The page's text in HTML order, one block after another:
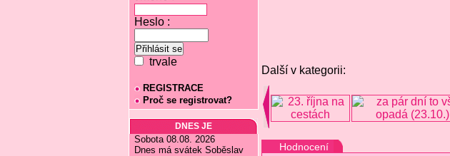
Heslo :
trvale
REGISTRACE
Proč se registrovat?
DNES JE
Sobota 08.08. 2026
Dnes má svátek Soběslav
Další v kategorii:
Hodnocení